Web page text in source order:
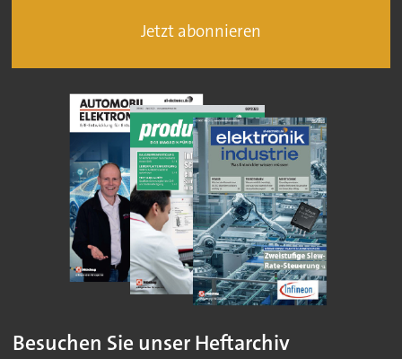
Jetzt abonnieren
Besuchen Sie unser Heftarchiv